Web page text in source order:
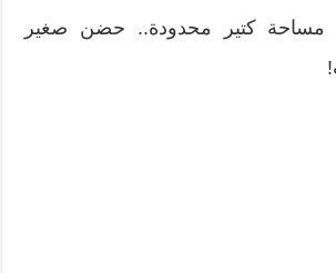
مساحة كتير محدودة.. حضن صغير